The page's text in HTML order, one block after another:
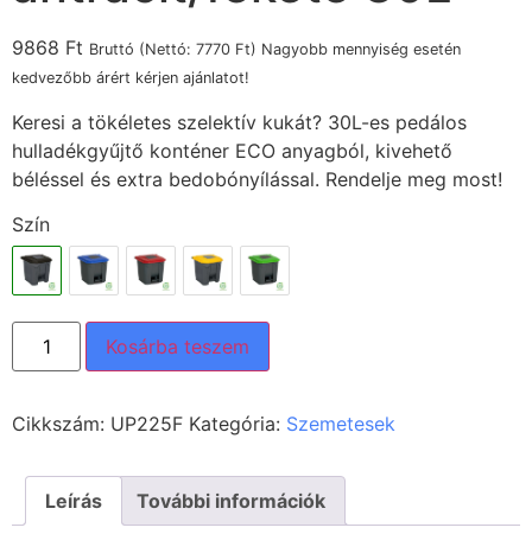
9868 Ft Bruttó (Nettó: 7770 Ft) Nagyobb mennyiség esetén
kedvezőbb árért kérjen ajánlatot!
Keresi a tökéletes szelektív kukát? 30L-es pedálos
hulladékgyűjtő konténer ECO anyagból, kivehető
béléssel és extra bedobónyílással. Rendelje meg most!
Szín
Kosárba teszem
Cikkszám: UP225F Kategória: Szemetesek
Leírás További információk